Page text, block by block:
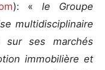
): «le Groupe
multidisciplinaire
sur ses marchés
immobilière et